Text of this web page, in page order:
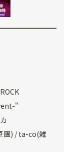
"
團) / ta-co(雑